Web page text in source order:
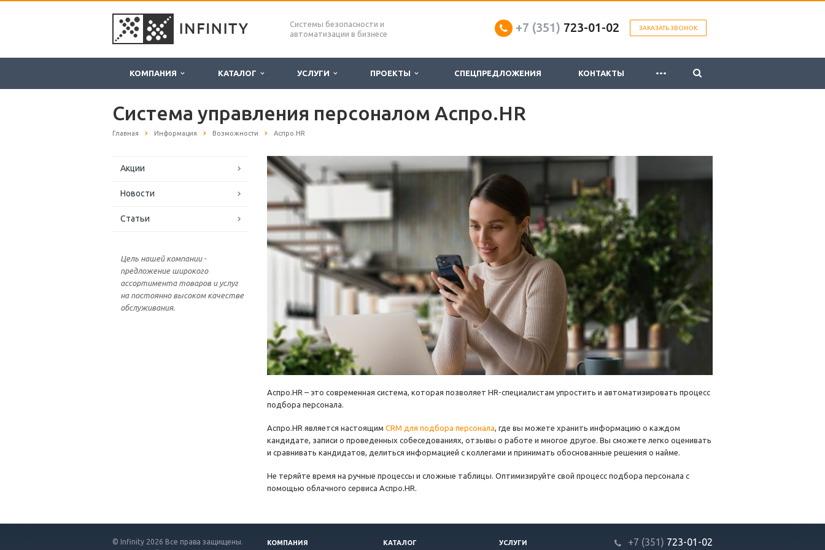
Системы безопасности и
автоматизации в бизнесе
ЗАКАЗАТЬ ЗВОНОК
+7 (351) 723-01-02
КОМПАНИЯ КАТАЛОГ УСЛУГИ ПРОЕКТЫ СПЕЦПРЕДЛОЖЕНИЯ КОНТАКТЫ ...
Система управления персоналом Аспро.HR
Главная Информация Возможности Аспро.HR
Акции
Новости
Статьи
Цель нашей компании -
предложение широкого
ассортимента товаров и услуг
на постоянно высоком качестве
обслуживания.
Аспро.HR – это современная система, которая позволяет HR-специалистам упростить и автоматизировать процесс
подбора персонала.
Аспро.HR является настоящим CRM для подбора персонала, где вы можете хранить информацию о каждом
кандидате, записи о проведенных собеседованиях, отзывы о работе и многое другое. Вы сможете легко оценивать
и сравнивать кандидатов, делиться информацией с коллегами и принимать обоснованные решения о найме.
Не теряйте время на ручные процессы и сложные таблицы. Оптимизируйте свой процесс подбора персонала с
помощью облачного сервиса Аспро.HR.
© Infinity 2026 Все права защищены.
КОМПАНИЯ КАТАЛОГ УСЛУГИ +7 (351) 723-01-02